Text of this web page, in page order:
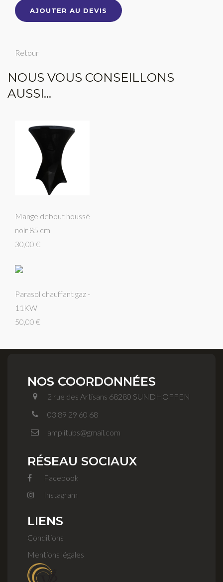
AJOUTER AU DEVIS
Retour
NOUS VOUS CONSEILLONS
AUSSI...
Mange debout houssé
noir 85 cm
30,00 €
Parasol chauffant gaz -
11KW
50,00 €
NOS COORDONNÉES
2 rue des Artisans 68280 SUNDHOFFEN
03 89 29 60 68
amplitubs@gmail.com
RÉSEAU SOCIAUX
Facebook
Instagram
LIENS
Conditions
Mentions légales